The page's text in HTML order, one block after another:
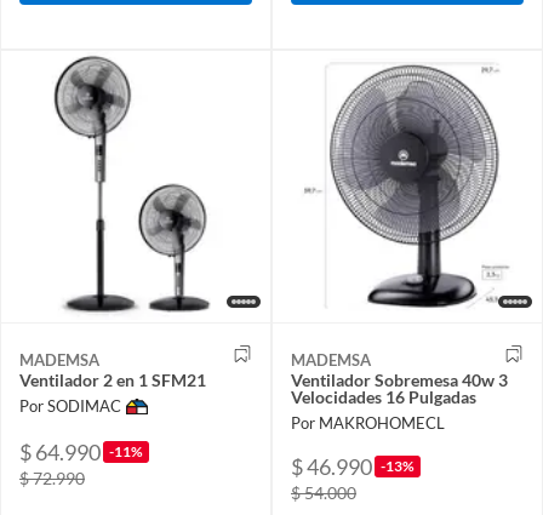
MADEMSA
Ventilador 2 en 1 SFM21
Por SODIMAC
$ 64.990 -11%
$ 72.990
MADEMSA
Ventilador Sobremesa 40w 3
Velocidades 16 Pulgadas
Por MAKROHOMECL
$ 46.990 -13%
$ 54.000